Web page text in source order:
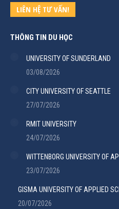
LIÊN HỆ TƯ VẤN!
THÔNG TIN DU HỌC
UNIVERSITY OF SUNDERLAND
03/08/2026
CITY UNIVERSITY OF SEATTLE
27/07/2026
RMIT UNIVERSITY
24/07/2026
WITTENBORG UNIVERSITY OF
23/07/2026
GISMA UNIVERSITY OF APPLIED
20/07/2026